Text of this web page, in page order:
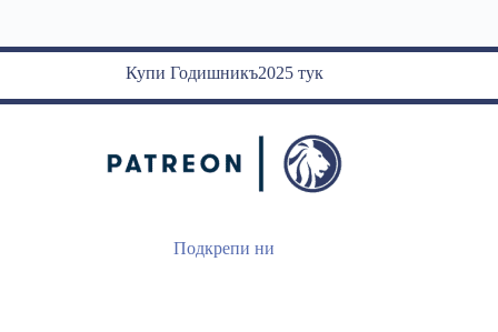
Купи Годишникъ2025 тук
Подкрепи ни